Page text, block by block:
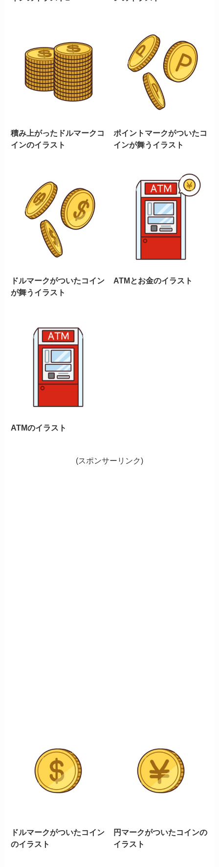
積み上がったドルマークコ
インのイラスト
ポイントマークがついたコ
インが舞うイラスト
ドルマークがついたコイン
が舞うイラスト
ATMとお金のイラスト
ATMのイラスト
(スポンサーリンク)
ドルマークがついたコイン
のイラスト
円マークがついたコインの
イラスト